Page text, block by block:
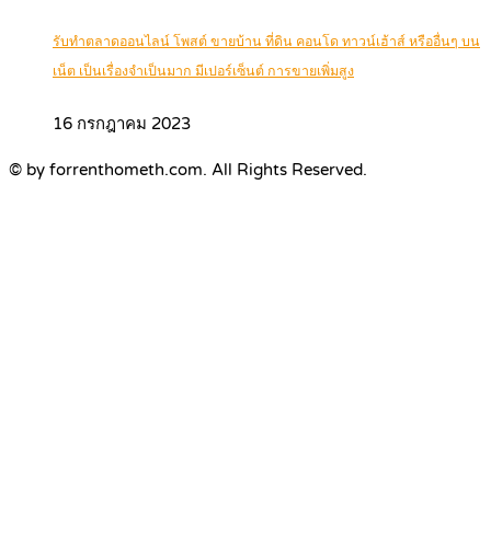
รับทำตลาดออนไลน์ โพสต์ ขายบ้าน ที่ดิน คอนโด ทาวน์เฮ้าส์ หรืออื่นๆ บน
เน็ต เป็นเรื่องจำเป็นมาก มีเปอร์เซ็นต์ การขายเพิ่มสูง
16 กรกฎาคม 2023
© by forrenthometh.com. All Rights Reserved.